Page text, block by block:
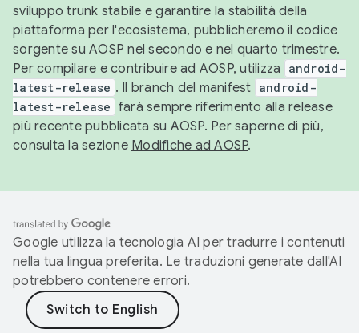
sviluppo trunk stabile e garantire la stabilità della
piattaforma per l'ecosistema, pubblicheremo il codice
sorgente su AOSP nel secondo e nel quarto trimestre.
Per compilare e contribuire ad AOSP, utilizza
android-
latest-release . Il branch del manifest android-
latest-release farà sempre riferimento alla release
più recente pubblicata su AOSP. Per saperne di più,
consulta la sezione Modifiche ad AOSP.
Google utilizza la tecnologia AI per tradurre i contenuti
nella tua lingua preferita. Le traduzioni generate dall'AI
potrebbero contenere errori.